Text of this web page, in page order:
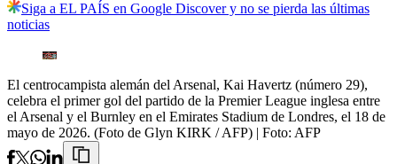
Siga a EL PAÍS en Google Discover y no se pierda las últimas
noticias
El centrocampista alemán del Arsenal, Kai Havertz (número 29),
celebra el primer gol del partido de la Premier League inglesa entre
el Arsenal y el Burnley en el Emirates Stadium de Londres, el 18 de
mayo de 2026. (Foto de Glyn KIRK / AFP) | Foto: AFP